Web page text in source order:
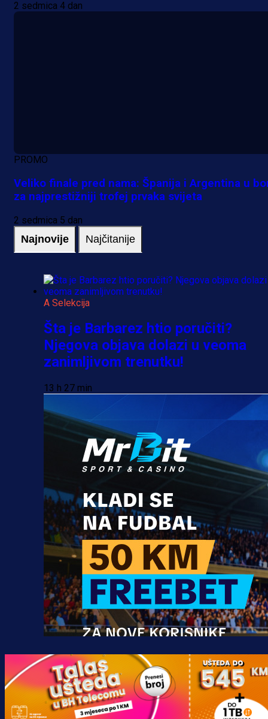
2 sedmica 4 dan
PROMO
Veliko finale pred nama: Španija i Argentina u
za najprestižniji trofej prvaka svijeta
2 sedmica 5 dan
Najnovije Najčitanije
A Selekcija
Šta je Barbarez htio poručiti?
Njegova objava dolazi u veoma
zanimljivom trenutku!
13 h 27 min
Promo vijesti